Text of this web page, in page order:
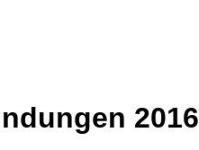
2016